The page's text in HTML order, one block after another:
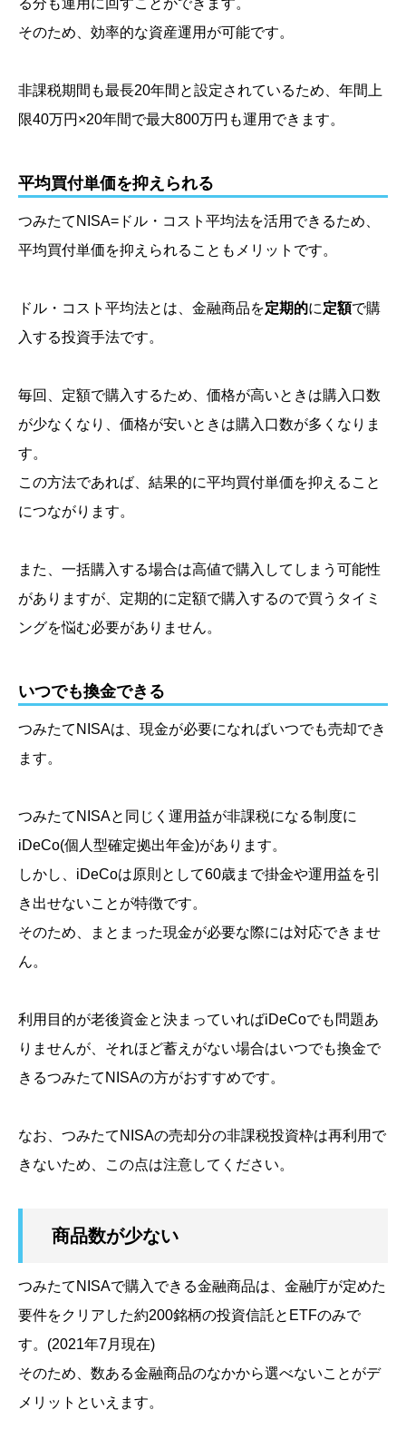
そのため、効率的な資産運用が可能です。
非課税期間も最長20年間と設定されているため、年間上
限40万円×20年間で最大800万円も運用できます。
平均買付単価を抑えられる
つみたてNISA=ドル・コスト平均法を活用できるため、
平均買付単価を抑えられることもメリットです。
ドル・コスト平均法とは、金融商品を定期的に定額で購
入する投資手法です。
毎回、定額で購入するため、価格が高いときは購入口数
が少なくなり、価格が安いときは購入口数が多くなりま
す。
この方法であれば、結果的に平均買付単価を抑えること
につながります。
また、一括購入する場合は高値で購入してしまう可能性
がありますが、定期的に定額で購入するので買うタイミ
ングを悩む必要がありません。
いつでも換金できる
つみたてNISAは、現金が必要になればいつでも売却でき
ます。
つみたてNISAと同じく運用益が非課税になる制度に
iDeCo(個人型確定拠出年金)があります。
しかし、iDeCoは原則として60歳まで掛金や運用益を引
き出せないことが特徴です。
そのため、まとまった現金が必要な際には対応できませ
ん。
利用目的が老後資金と決まっていればiDeCoでも問題あ
りませんが、それほど蓄えがない場合はいつでも換金で
きるつみたてNISAの方がおすすめです。
なお、つみたてNISAの売却分の非課税投資枠は再利用で
きないため、この点は注意してください。
商品数が少ない
つみたてNISAで購入できる金融商品は、金融庁が定めた
要件をクリアした約200銘柄の投資信託とETFのみで
す。 (2021年7月現在)
そのため、数ある金融商品のなかから選べないことがデ
メリットといえます。